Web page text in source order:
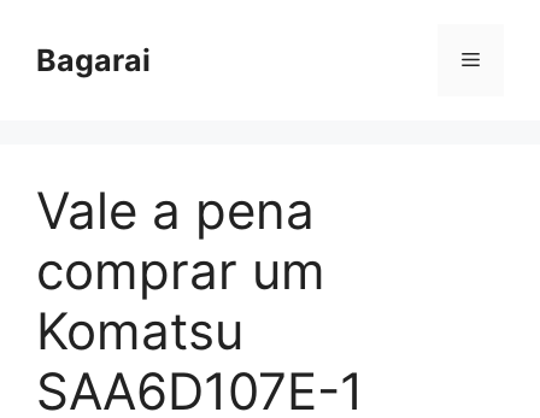
paraBagarai Menu
Vale a pena
comprar um
Komatsu
SAA6D107E-1